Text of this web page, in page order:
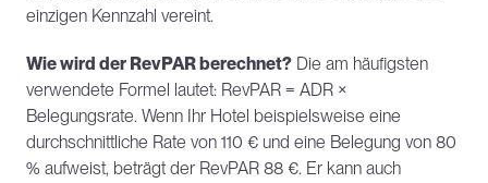
einzigen Kennzahl vereint.
Wie wird der RevPAR berechnet? Die am häufigsten
verwendete Formel lautet: RevPAR = ADR ×
Belegungsrate. Wenn Ihr Hotel beispielsweise eine
durchschnittliche Rate von 110 € und eine Belegung von 80
% aufweist, beträgt der RevPAR 88 €. Er kann auch